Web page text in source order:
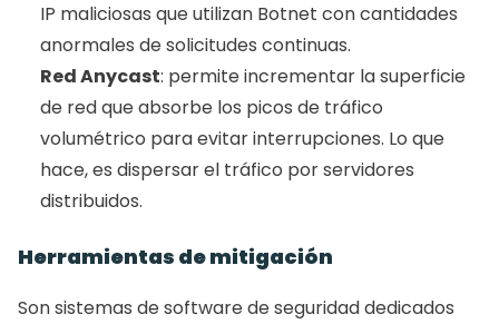
IP maliciosas que utilizan Botnet con cantidades
anormales de solicitudes continuas.
Red Anycast: permite incrementar la superficie
de red que absorbe los picos de tráfico
volumétrico para evitar interrupciones. Lo que
hace, es dispersar el tráfico por servidores
distribuidos.
Herramientas de mitigación
Son sistemas de software de seguridad dedicados